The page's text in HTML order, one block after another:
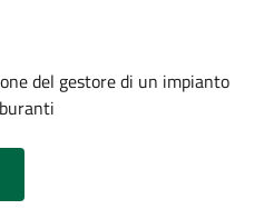
del gestore di un impianto